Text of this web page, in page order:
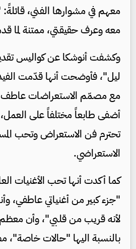
معهم في مشوارها الفني،
معه وعرف حقيقتي، ممتنة لما
وكشفت أنوشكا عن كواليس
ليل"، فأوضحت أنها قدّمت
مع مصمّم الاستعراضات
أضفى طابعاً مختلفاً على العمل،
تحترم فن الاستعراض وتحب
الاستعراضي.
كما أكدت أنها تحب الأغنيات
"جزء كبير من أغنياتي عاطفي،
لأنه قريب من قلبي"، وأن معظم
بالنسبة اليها "حالات خاصة"،